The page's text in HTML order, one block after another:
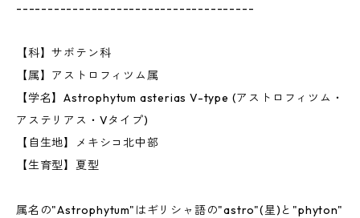
--------------------------------------
【科】サボテン科
【属】アストロフィツム属
【学名】Astrophytum asterias V-type (アストロフィツム・
アステリアス・Vタイプ)
【自生地】メキシコ北中部
【生育型】夏型
属名の"Astrophytum"はギリシャ語の"astro"(星)と"phyton"